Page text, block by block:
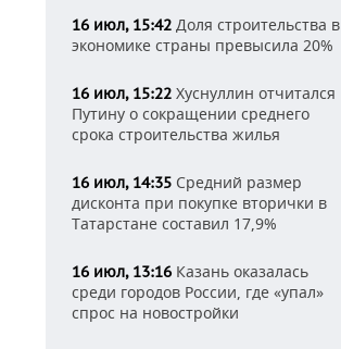
16 июл, 15:42 Доля строительства в
экономике страны превысила 20%
16 июл, 15:22 Хуснуллин отчитался
Путину о сокращении среднего
срока строительства жилья
16 июл, 14:35 Средний размер
дисконта при покупке вторички в
Татарстане составил 17,9%
16 июл, 13:16 Казань оказалась
среди городов России, где «упал»
спрос на новостройки